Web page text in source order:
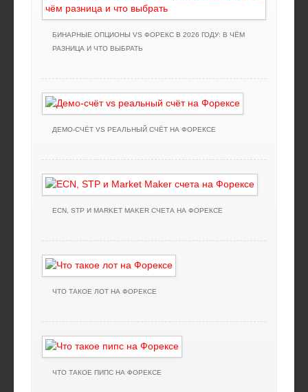
БИНАРНЫЕ ОПЦИОНЫ VS ФОРЕКС В 2026 ГОДУ: В ЧЁМ
РАЗНИЦА И ЧТО ВЫБРАТЬ
ДЕМО-СЧЁТ VS РЕАЛЬНЫЙ СЧЁТ НА ФОРЕКСЕ
ECN, STP И MARKET MAKER СЧЕТА НА ФОРЕКСЕ
ЧТО ТАКОЕ ЛОТ НА ФОРЕКСЕ
ЧТО ТАКОЕ ПИПС НА ФОРЕКСЕ